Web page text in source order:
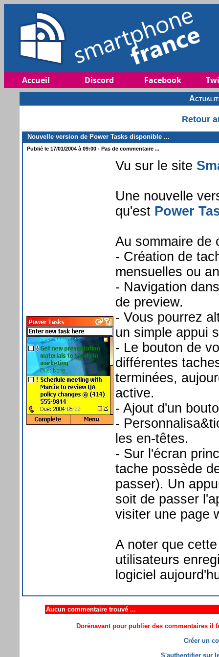
Accueil Discord Facebook
Retour
Nouvelle version de Power Tasks disponible ...
Publié le 17/01/2004 à 09:00 - Pas de commentaire ...
Vu sur le site
Une nouvelle
qu'est Power
Au sommaire de
- Création de
mensuelles ou
- Navigation
de preview.
- Vous pourrez
un simple appui
- Le bouton de
différentes
terminées,
active.
- Ajout d'un
-
les en-têtes.
- Sur l'écran
tache possède
passer). Un
soit de passer
visiter une page
A noter que
utilisateurs
logiciel
Aucun commentaire trouvé ...
Dorénavant pour publier des commentaires il
Créer un
S'authentifier sur